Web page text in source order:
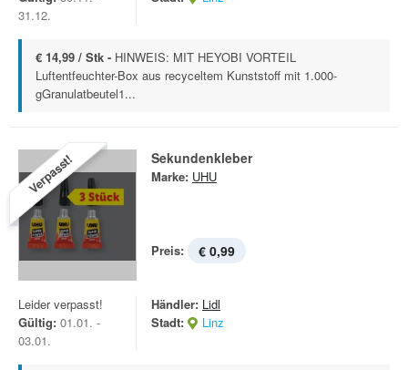
31.12.
€ 14,99 / Stk - HINWEIS: MIT HEYOBI VORTEIL
Luftentfeuchter-Box aus recyceltem Kunststoff mit 1.000-
gGranulatbeutel1...
Verpasst! Sekundenkleber
Marke: UHU
Preis: € 0,99
Leider verpasst!
Gültig: 01.01. -
03.01.
Händler: Lidl
Stadt:
Linz